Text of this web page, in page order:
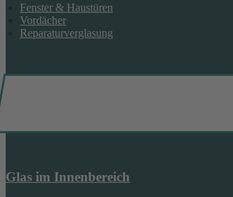
Fenster & Haustüren
Vordächer
Reparaturverglasung
Glas im Innenbereich